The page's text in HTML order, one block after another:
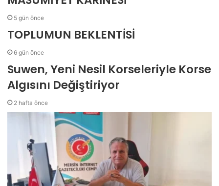
5 gün önce
TOPLUMUN BEKLENTİSİ
6 gün önce
Suwen, Yeni Nesil Korseleriyle Korse
Algısını Değiştiriyor
2 hafta önce